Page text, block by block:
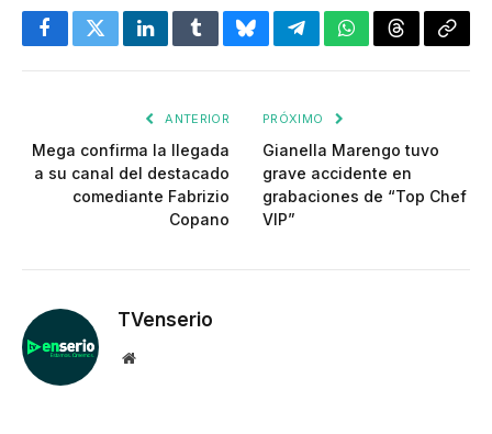
FacebookTwitterLinkedInTumblrBlueskyTelegramWhatsApp
Threads
ANTERIOR
Mega confirma la llegada
a su canal del destacado
comediante Fabrizio
Copano
PRÓXIMO
Gianella Marengo tuvo
grave accidente en
grabaciones de “Top Chef
VIP”
TVenserio
Website